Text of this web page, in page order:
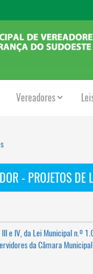
Vereadores
- PROJETOS DE
e IV, da Lei Municipal n.º
da Câmara